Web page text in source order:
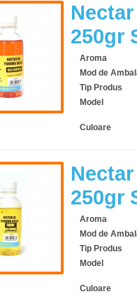
250gr
Aroma
Mod de
Tip Produs
Model
Culoare
250gr
Aroma
Mod de
Tip Produs
Model
Culoare